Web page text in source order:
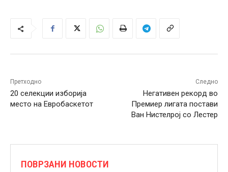
Претходно
20 селекции изборија
место на Евробаскетот
Следно
Негативен рекорд во
Премиер лигата постави
Ван Нистелрој со Лестер
ПОВРЗАНИ НОВОСТИ